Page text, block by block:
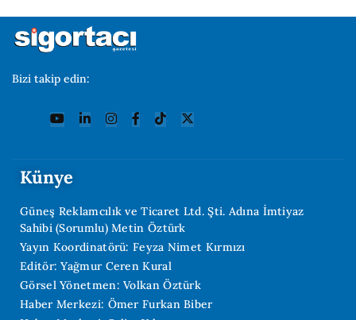
Bizi takip edin:
Künye
Güneş Reklamcılık ve Ticaret Ltd. Şti. Adına İmtiyaz
Sahibi (Sorumlu) Metin Öztürk
Yayın Koordinatörü: Feyza Nimet Kırmızı
Editör: Yağmur Ceren Kural
Görsel Yönetmen: Volkan Öztürk
Haber Merkezi: Ömer Furkan Biber